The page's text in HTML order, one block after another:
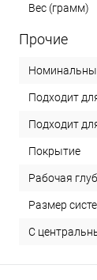
Вес (грамм)
Прочие
Подходит
Подходит
Покрытие
Рабочая
Размер
С